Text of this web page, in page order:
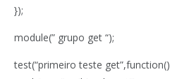
});
module(” grupo get “);
test(“primeiro teste